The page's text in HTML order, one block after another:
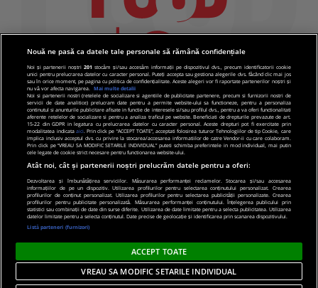
© 2019 PRO TV S.R.L |Politica de Cookie|Politica
de confidentialitate
Nouă ne pasă ca datele tale personale să rămână confidențiale
Noi și partenerii noștri201 stocăm și/sau accesăm informații pe dispozitivul dvs., precum identificatorii cookie
unici pentru prelucrarea datelor cu caracter personal. Puteți accepta sau gestiona alegerile dvs. făcând clic mai jos
sau în orice moment, pe pagina cu politica de confidențialitate. Aceste alegeri vor fi raportate partenerilor noștri și
nu vă vor afecta navigarea.
Mai multe detalii
Noi si partenerii nostri (retelele de socializare si agentiile de publicitate partenere, precum si furnizorii nostri de
servicii de date analitice) prelucram date pentru a permite website-ului sa functioneze, pentru a personaliza
continutul si anunturile publicitare afisate in functie de interesele si/sau profilul dvs., pentru a va oferi functionalitati
aferente retelelor de socializare si pentru a analiza traficul pe website. Beneficiati de drepturile prevazute de art.
15-22 din GDPR in legatura cu prelucrarea datelor cu caracter personal. Aceste drepturi pot fi exercitate prin
modalitatea indicata aici. Prin click pe “ACCEPT TOATE”, acceptati folosirea tuturor Tehnologiilor de tip Cookie, care
implica inclusiv acceptul dvs. cu privire la stocarea/accesarea informatiilor de catre Vendor-ii cu care colaboram.
Prin click pe “VREAU SA MODIFIC SETARILE INDIVIDUAL” puteti schimba preferintele in mod individual, mai putin
cele legate de cookie strict necesare pentru functionarea website-ului.
Atât noi, cât și partenerii noștri prelucrăm datele pentru a oferi:
Dezvoltarea și îmbunătățirea serviciilor. Măsurarea performanței reclamelor. Stocarea și/sau accesarea
informațiilor de pe un dispozitiv. Utilizarea profilurilor pentru selectarea conținutului personalizat. Crearea
profilurilor de conținut personalizat. Utilizarea profilurilor pentru selectarea publicității personalizate. Crearea
profilurilor pentru publicitate personalizată. Măsurarea performanței conținutului. Înțelegerea publicului prin
statistici sau combinații de date din surse diferite. Utilizarea de date limitate pentru a selecta publicitatea. Utilizarea
datelor limitate pentru a selecta conținutul. Date precise de geolocație și identificarea prin scanarea dispozitivului.
Listă parteneri (furnizori)
ACCEPT TOATE
VREAU SA MODIFIC SETARILE INDIVIDUAL